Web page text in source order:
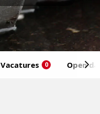
Vacatures 0 Open